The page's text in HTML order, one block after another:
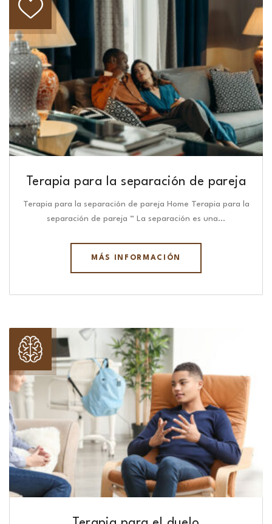
Terapia para la separación de pareja
Terapia para la separación de pareja Home Terapia para la
separación de pareja “ La separación es una…
MÁS INFORMACIÓN